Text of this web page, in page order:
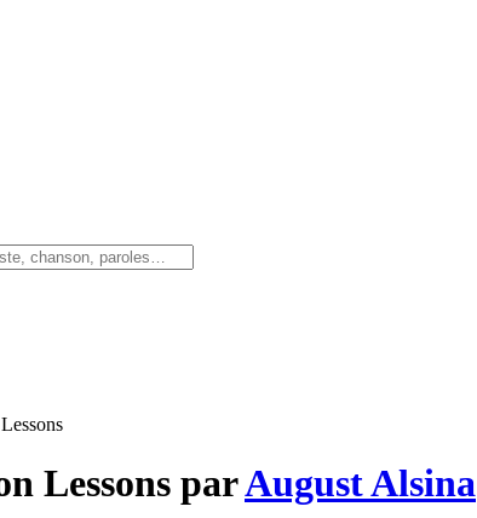
Lessons parAugust Alsina